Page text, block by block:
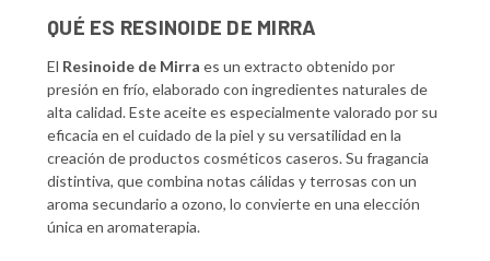
QUÉ ES RESINOIDE DE MIRRA
El Resinoide de Mirra es un extracto obtenido por
presión en frío, elaborado con ingredientes naturales de
alta calidad. Este aceite es especialmente valorado por su
eficacia en el cuidado de la piel y su versatilidad en la
creación de productos cosméticos caseros. Su fragancia
distintiva, que combina notas cálidas y terrosas con un
aroma secundario a ozono, lo convierte en una elección
única en aromaterapia.